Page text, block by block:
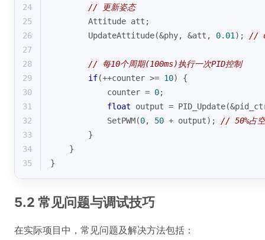
24
// 更新姿态
25
        Attitude att;
26
        UpdateAttitude(&phy, &att,
0.01 ); //
27
28
// 每10个周期(100ms)执行一次PID控制
29
if(++counter >= 10) {
30
            counter =
0;
31
float output =
32
            SetPWM(
0, 50 + output); // 50%占
33
        }
34
    }
35
}
5.2 常见问题与调试技巧
在实际项目中，常见问题及解决方法包括：